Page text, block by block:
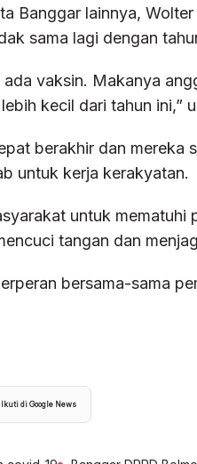
Banggar lainnya,
sama lagi dengan
ada vaksin. Makanya
kecil dari tahun ini,”
berakhir dan
untuk kerja kerakyatan.
untuk
tangan dan
bersama-sama
Ikuti di Google News